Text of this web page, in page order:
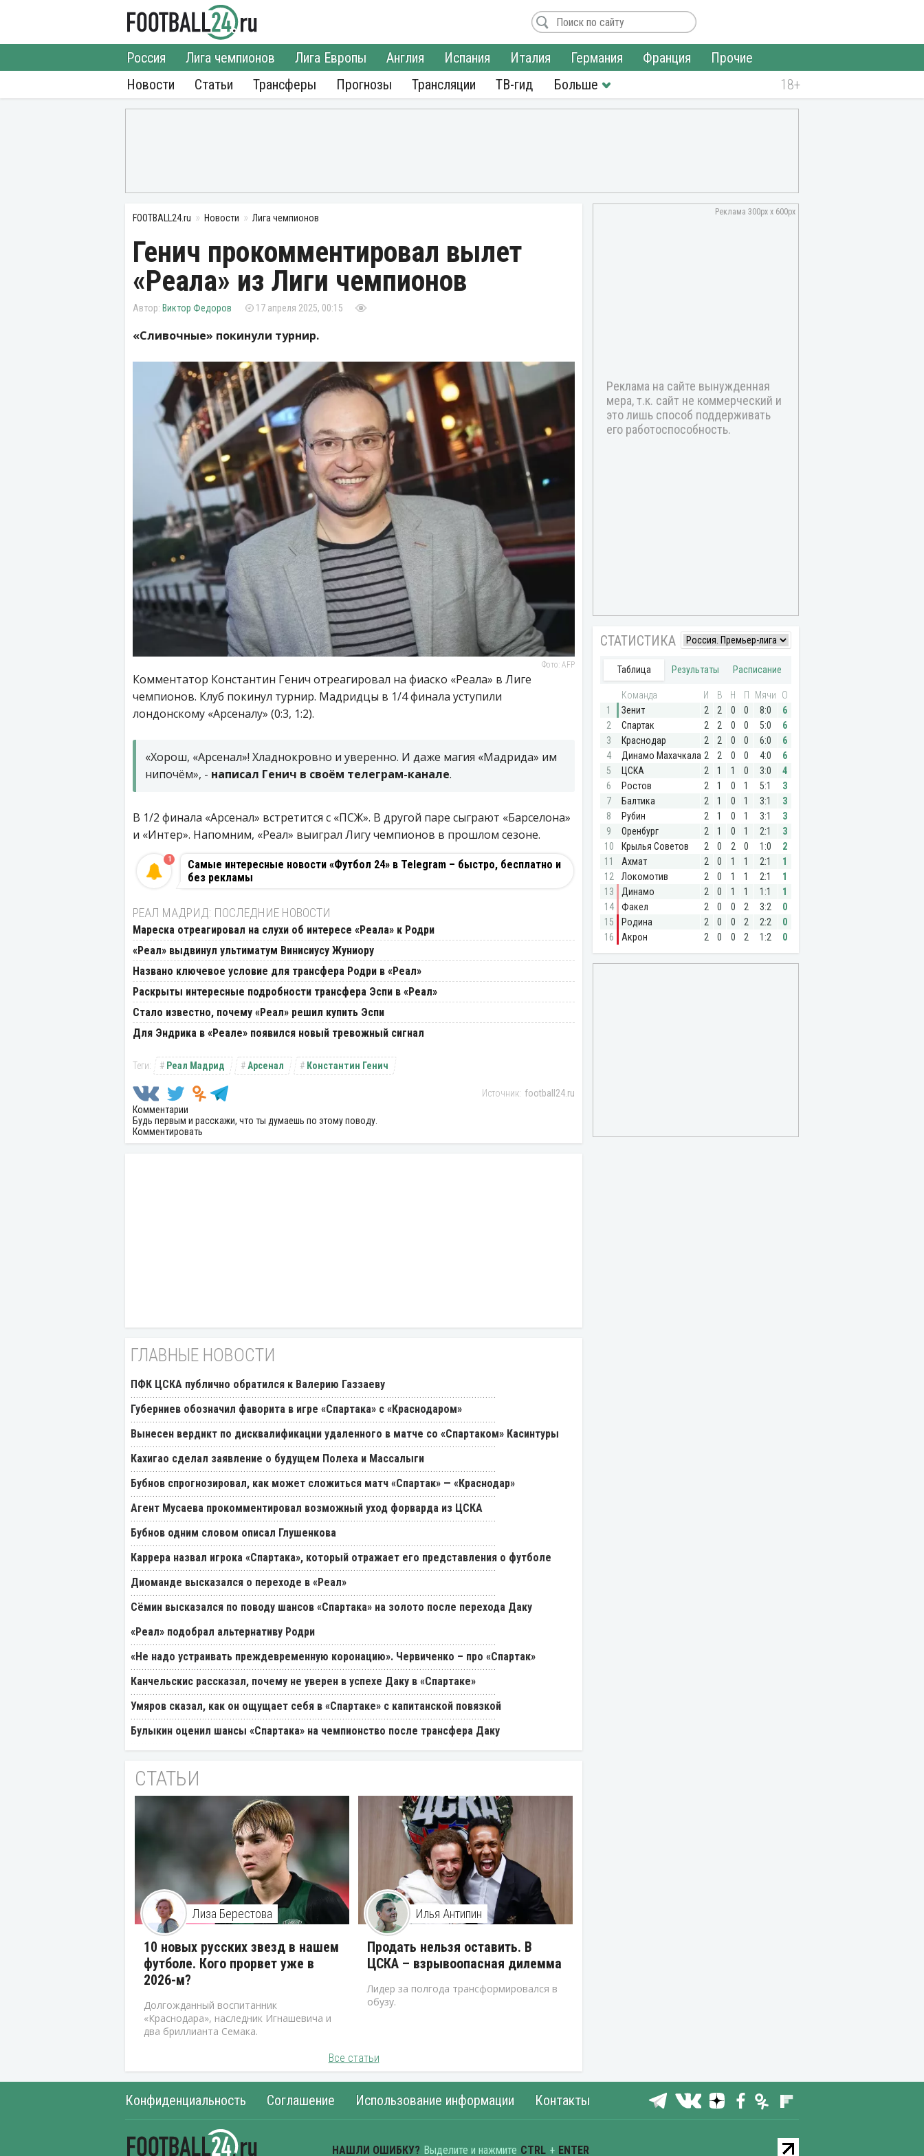
Новости
Россия Лига чемпионов Лига Европы Англия Испания Италия Германия Франция
Прочие
Статьи
Трансферы Прогнозы Трансляции ТВ-гид
FOOTBALL24.ru Новости Лига чемпионов
Генич прокомментировал вылет
«Реала» из Лиги чемпионов
Виктор Федоров 17 апреля 2025, 00:15
«Сливочные» покинули турнир.
Фото: AFP
Комментатор Константин Генич отреагировал на фиаско «Реала» в Лиге
чемпионов. Клуб покинул турнир. Мадридцы в 1/4 финала уступили
лондонскому «Арсеналу» (0:3, 1:2).
«Хорош, «Арсенал»! Хладнокровно и уверенно. И даже магия «Мадрида» им
нипочём», - написал Генич в своём телеграм-канале.
В 1/2 финала «Арсенал» встретится с «ПСЖ». В другой паре сыграют «Барселона»
и «Интер». Напомним, «Реал» выиграл Лигу чемпионов в прошлом сезоне.
Самые интересные новости «Футбол 24» в Telegram – быстро, бесплатно и
без рекламы
1
РЕАЛ МАДРИД: ПОСЛЕДНИЕ НОВОСТИ
Мареска отреагировал на слухи об интересе «Реала» к Родри
«Реал» выдвинул ультиматум Винисиусу Жуниору
Названо ключевое условие для трансфера Родри в «Реал»
Раскрыты интересные подробности трансфера Эспи в «Реал»
Стало известно, почему «Реал» решил купить Эспи
Для Эндрика в «Реале» появился новый тревожный сигнал
Реал Мадрид Арсенал Константин Генич
football24.ru
Комментарии
Будь первым и расскажи, что ты думаешь по этому поводу.
Комментировать
ГЛАВНЫЕ НОВОСТИ
ПФК ЦСКА публично обратился к Валерию Газзаеву
Губерниев обозначил фаворита в игре «Спартака» с «Краснодаром»
Вынесен вердикт по дисквалификации удаленного в матче со «Спартаком» Касинтуры
Кахигао сделал заявление о будущем Полеха и Массалыги
Бубнов спрогнозировал, как может сложиться матч «Спартак» — «Краснодар»
Агент Мусаева прокомментировал возможный уход форварда из ЦСКА
Бубнов одним словом описал Глушенкова
Каррера назвал игрока «Спартака», который отражает его представления о футболе
Диоманде высказался о переходе в «Реал»
Cёмин высказался по поводу шансов «Спартака» на золото после перехода Даку
«Реал» подобрал альтернативу Родри
«Не надо устраивать преждевременную коронацию». Червиченко – про «Спартак»
Канчельскис рассказал, почему не уверен в успехе Даку в «Спартаке»
Умяров сказал, как он ощущает себя в «Спартаке» с капитанской повязкой
Булыкин оценил шансы «Спартака» на чемпионство после трансфера Даку
СТАТЬИ
Лиза Берестова
10 новых русских звезд в нашем
футболе. Кого прорвет уже в
2026-м?
Долгожданный воспитанник
«Краснодара», наследник Игнашевича и
два бриллианта Семака.
Илья Антипин
Продать нельзя оставить. В
ЦСКА – взрывоопасная дилемма
Лидер за полгода трансформировался в
обузу.
Все статьи
Конфиденциальность Соглашение Использование информации Контакты